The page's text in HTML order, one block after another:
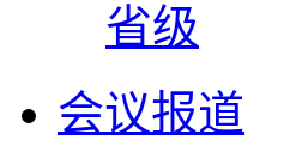
省级
会议报道